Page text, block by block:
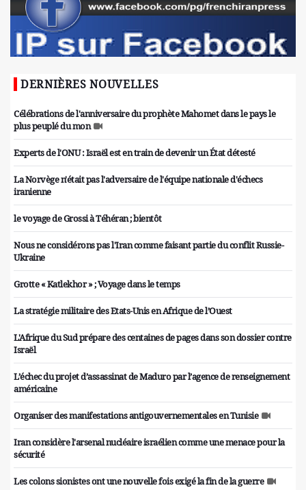
DERNIÈRES NOUVELLES
Célébrations de l'anniversaire du prophète Mahomet dans le pays le
plus peuplé du mon
Experts de l'ONU : Israël est en train de devenir un État détesté
La Norvège n'était pas l'adversaire de l'équipe nationale d'échecs
iranienne
le voyage de Grossi à Téhéran ; bientôt
Nous ne considérons pas l'Iran comme faisant partie du conflit Russie-
Ukraine
Grotte « Katlekhor » ; Voyage dans le temps
La stratégie militaire des Etats-Unis en Afrique de l’Ouest
L'Afrique du Sud prépare des centaines de pages dans son dossier contre
Israël
L’échec du projet d’assassinat de Maduro par l’agence de renseignement
américaine
Organiser des manifestations antigouvernementales en Tunisie
Iran considère l'arsenal nucléaire israélien comme une menace pour la
sécurité
Les colons sionistes ont une nouvelle fois exigé la fin de la guerre